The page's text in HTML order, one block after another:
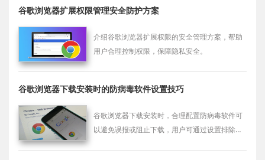
谷歌浏览器扩展权限管理安全防护方案
介绍谷歌浏览器扩展权限的安全管理方案，帮助
用户合理控制权限，保障隐私安全。
谷歌浏览器下载安装时的防病毒软件设置技巧
谷歌浏览器下载安装时，合理配置防病毒软件可
以避免误报或阻止下载，用户可通过设置排除项